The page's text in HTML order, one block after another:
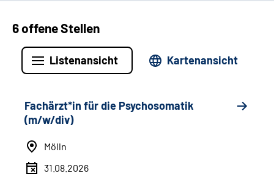
6 offene Stellen
Listenansicht Kartenansicht
Fachärzt*in für die Psychosomatik
(m/w/div)
Mölln
31.08.2026